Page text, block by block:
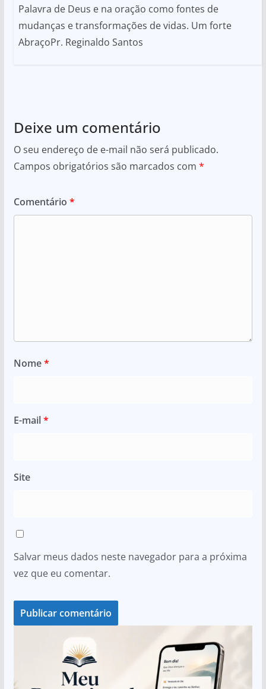
Palavra de Deus e na oração como fontes de
mudanças e transformações de vidas. Um forte
AbraçoPr. Reginaldo Santos
Deixe um comentário
O seu endereço de e-mail não será publicado.
Campos obrigatórios são marcados com *
Comentário *
Nome*
E-mail*
Site
Salvar meus dados neste navegador para a próxima
vez que eu comentar.